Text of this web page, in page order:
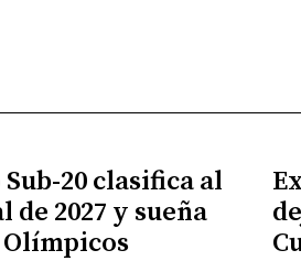
20 clasifica al
de 2027 y sueña